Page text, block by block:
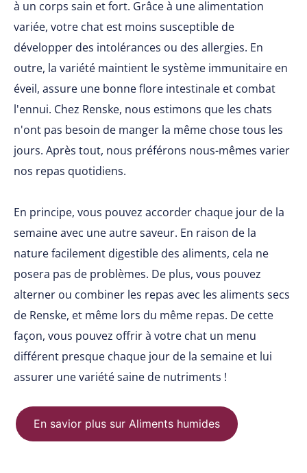
à un corps sain et fort. Grâce à une alimentation
variée, votre chat est moins susceptible de
développer des intolérances ou des allergies. En
outre, la variété maintient le système immunitaire en
éveil, assure une bonne flore intestinale et combat
l'ennui. Chez Renske, nous estimons que les chats
n'ont pas besoin de manger la même chose tous les
jours. Après tout, nous préférons nous-mêmes varier
nos repas quotidiens.
En principe, vous pouvez accorder chaque jour de la
semaine avec une autre saveur. En raison de la
nature facilement digestible des aliments, cela ne
posera pas de problèmes. De plus, vous pouvez
alterner ou combiner les repas avec les aliments secs
de Renske, et même lors du même repas. De cette
façon, vous pouvez offrir à votre chat un menu
différent presque chaque jour de la semaine et lui
assurer une variété saine de nutriments !
En savior plus sur Aliments humides